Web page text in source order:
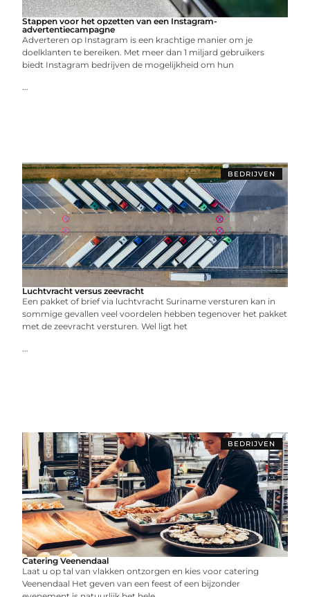
Stappen voor het opzetten van een Instagram-
advertentiecampagne
Adverteren op Instagram is een krachtige manier om je
doelklanten te bereiken. Met meer dan 1 miljard gebruikers
biedt Instagram bedrijven de mogelijkheid om hun
...
BEDRIJVEN
Luchtvracht versus zeevracht
Een pakket of brief via luchtvracht Suriname versturen kan in
sommige gevallen veel voordelen hebben tegenover het pakket
met de zeevracht versturen. Wel ligt het
...
BEDRIJVEN
Catering Veenendaal
Laat u op tal van vlakken ontzorgen en kies voor catering
Veenendaal Het geven van een feest of een bijzonder